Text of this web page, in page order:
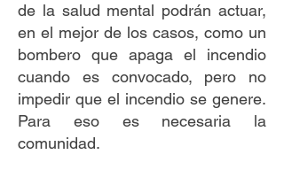
de la salud mental podrán actuar,
en el mejor de los casos, como un
bombero que apaga el incendio
cuando es convocado, pero no
impedir que el incendio se genere.
Para eso es necesaria la
comunidad.